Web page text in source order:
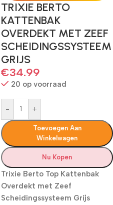
TRIXIE BERTO
KATTENBAK
OVERDEKT MET ZEEF
SCHEIDINGSSYSTEEM
GRIJS
€34.99
20 op voorraad
- +
Toevoegen Aan
Winkelwagen
Nu Kopen
Trixie Berto Top Kattenbak
Overdekt met Zeef
Scheidingssysteem Grijs